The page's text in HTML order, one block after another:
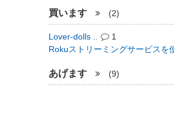
買います (2)
Lover-dolls .. 1
Rokuストリーミングサービスを
あげます (9)